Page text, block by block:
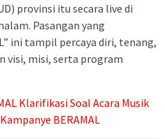
provinsi itu secara live di
Pasangan yang
ini tampil percaya diri, tenang,
visi, misi, serta program
Klarifikasi Soal Acara Musik
BERAMAL